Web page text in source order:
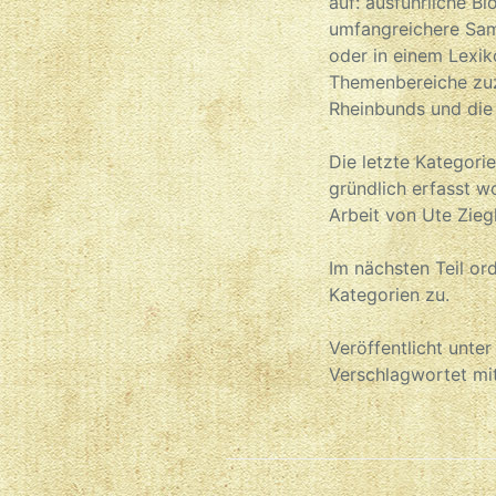
umfangreichere
oder in einem
Themenbereiche
Rheinbunds und
Die letzte
gründlich erfasst
Arbeit von Ute
Im nächsten Teil
Kategorien zu.
Veröffentlicht
Verschlagwortet